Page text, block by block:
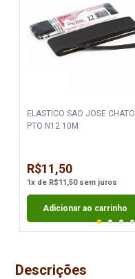
ELASTICO SAO JOSE CHATO
PTO N12 10M
R$11,50
1xde R$11,50sem juros
Adicionar ao carrinho
Descrições